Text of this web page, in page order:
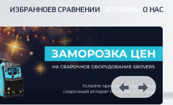
ИЗБРАННОЕВ СРАВНЕНИИ О НАС